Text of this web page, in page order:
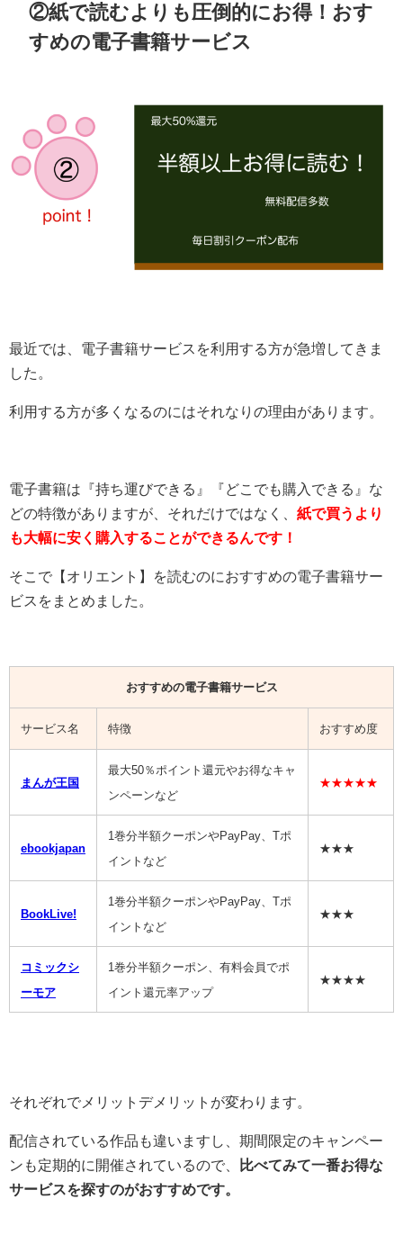
②紙で読むよりも圧倒的にお得！おす
すめの電子書籍サービス
最近では、電子書籍サービスを利用する方が急増してきま
した。
利用する方が多くなるのにはそれなりの理由があります。
電子書籍は『持ち運びできる』『どこでも購入できる』な
どの特徴がありますが、それだけではなく、 紙で買うより
も大幅に安く購入することができるんです！
そこで【オリエント】を読むのにおすすめの電子書籍サー
ビスをまとめました。
おすすめの電子書籍サービス
サービス名 特徴 おすすめ度
まんが王国
最大50％ポイント還元やお得なキャ
ンペーンなど
★★★★★
ebookjapan
1巻分半額クーポンやPayPay、Tポ
イントなど
★★★
BookLive!
1巻分半額クーポンやPayPay、Tポ
イントなど
★★★
コミックシ
ーモア
1巻分半額クーポン、有料会員でポ
イント還元率アップ
★★★★
それぞれでメリットデメリットが変わります。
配信されている作品も違いますし、期間限定のキャンペー
ンも定期的に開催されているので、
比べてみて一番お得な
サービスを探すのがおすすめです。